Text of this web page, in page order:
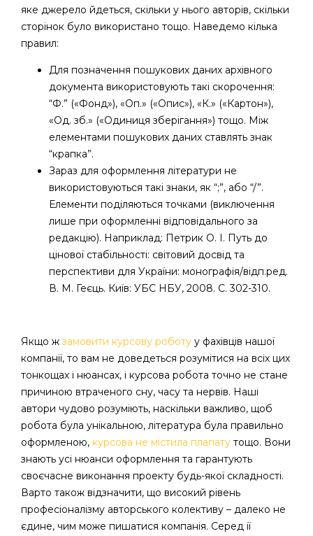
яке джерело йдеться, скільки у нього авторів, скільки
сторінок було використано тощо. Наведемо кілька
правил:
Для позначення пошукових даних архівного
документа використовують такі скорочення:
“Ф.” («Фонд»), «Оп.» («Опис»), «К.» («Картон»),
«Од. зб.» («Одиниця зберігання») тощо. Між
елементами пошукових даних ставлять знак
“крапка”.
Зараз для оформлення літератури не
використовуються такі знаки, як “;”, або “/”.
Елементи поділяються точками (виключення
лише при оформленні відповідального за
редакцію). Наприклад: Петрик О. І. Путь до
цінової стабільності: світовий досвід та
перспективи для України: монографія/відп.ред.
В. М. Геєць. Київ: УБС НБУ, 2008. С. 302-310.
Якщо ж замовити курсову роботу у фахівців нашої
компанії, то вам не доведеться розумітися на всіх цих
тонкощах і нюансах, і курсова робота точно не стане
причиною втраченого сну, часу та нервів. Наші
автори чудово розуміють, наскільки важливо, щоб
робота була унікальною, література була правильно
оформленою, курсова не містила плагіату тощо. Вони
знають усі нюанси оформлення та гарантують
своєчасне виконання проекту будь-якої складності.
Варто також відзначити, що високий рівень
професіоналізму авторського колективу – далеко не
єдине, чим може пишатися компанія. Серед її